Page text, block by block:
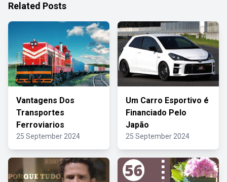
Related Posts
Vantagens Dos
Transportes
Ferroviarios
25 September 2024
Um Carro Esportivo é
Financiado Pelo
Japão
25 September 2024